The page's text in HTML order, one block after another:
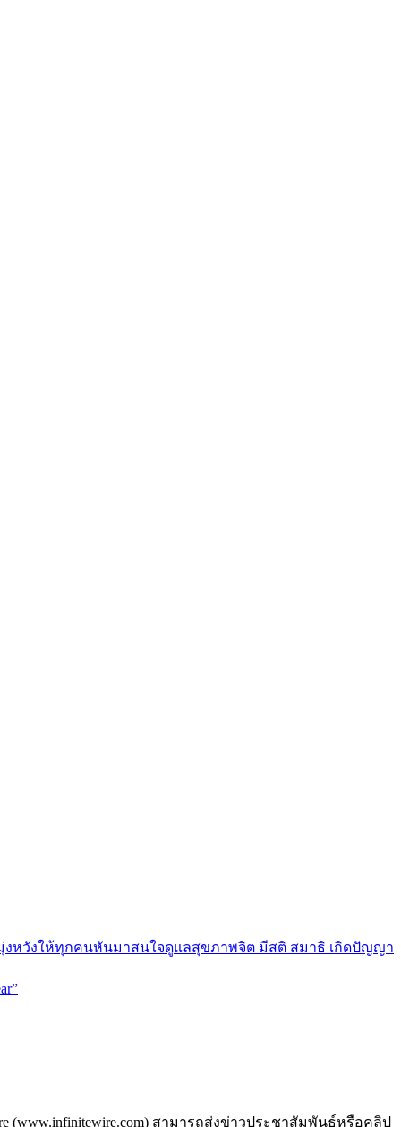
มุ่งหวังให้ทุกคนหันมาสนใจดูแลสุขภาพจิต มีสติ สมาธิ เกิดปัญญา
(www.infinitewire.com) สามารถส่งข่าวประชาสัมพันธ์หรือคลิป